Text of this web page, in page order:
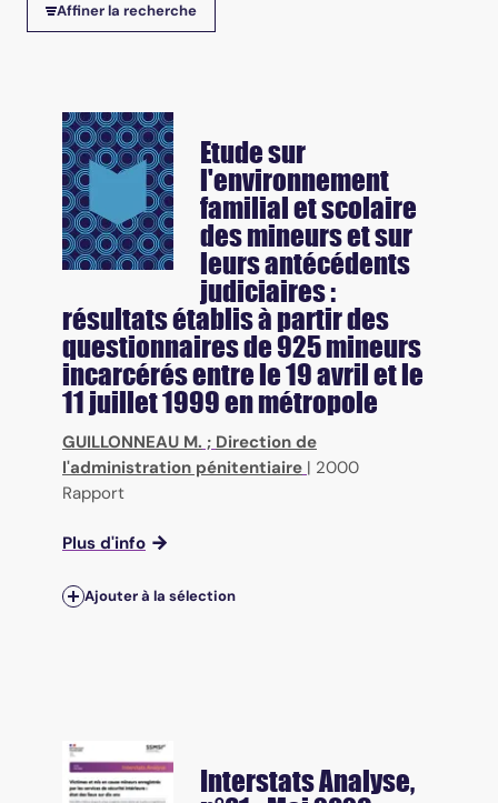
Affiner la recherche
Etude sur
l'environnement
familial et scolaire
des mineurs et sur
leurs antécédents
judiciaires :
résultats établis à partir des
questionnaires de 925 mineurs
incarcérés entre le 19 avril et le
11 juillet 1999 en métropole
GUILLONNEAU M. ; Direction de
l'administration pénitentiaire | 2000
Rapport
Plus d'info
Ajouter à la sélection
Interstats Analyse,